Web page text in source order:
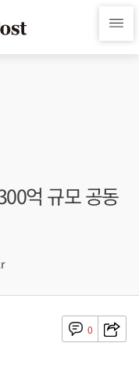
억 규모 공동
0